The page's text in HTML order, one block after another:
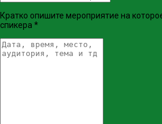
Кратко опишите мероприятие на
спикера *